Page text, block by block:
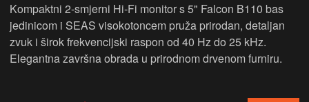
Kompaktni 2-smjerni Hi-Fi monitor s 5" Falcon B110 bas
jedinicom i SEAS visokotoncem pruža prirodan, detaljan
zvuk i širok frekvencijski raspon od 40 Hz do 25 kHz.
Elegantna završna obrada u prirodnom drvenom furniru.